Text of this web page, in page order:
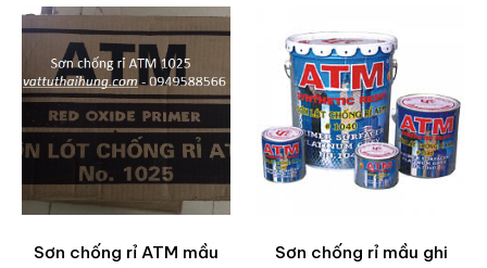
Sơn chống rỉ ATM mầu
Sơn chống rỉ mầu ghi